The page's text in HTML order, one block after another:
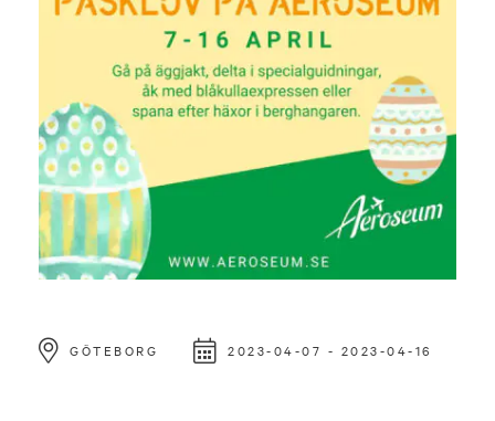
GÖTEBORG 2023-04-07 - 2023-04-16